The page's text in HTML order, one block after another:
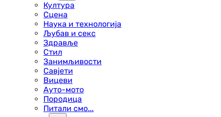
Култура
Сцена
Наука и технологија
Љубав и секс
Здравље
Стил
Занимљивости
Савјети
Вицеви
Ауто-мото
Породица
Питали смо...